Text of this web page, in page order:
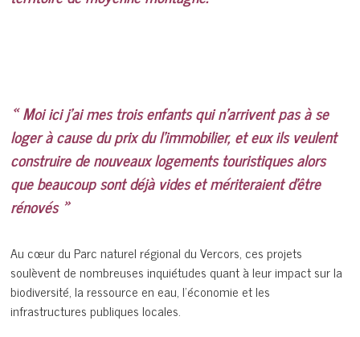
« Moi ici j’ai mes trois enfants qui n’arrivent pas à se
loger à cause du prix du l’immobilier, et eux ils veulent
construire de nouveaux logements touristiques alors
que beaucoup sont déjà vides et mériteraient d’être
rénovés »
Au cœur du Parc naturel régional du Vercors, ces projets
soulèvent de nombreuses inquiétudes quant à leur impact sur la
biodiversité, la ressource en eau, l’économie et les
infrastructures publiques locales.